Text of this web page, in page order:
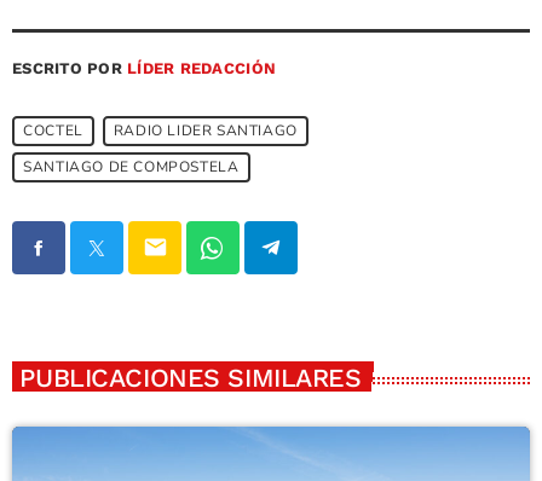
ESCRITO POR LÍDER REDACCIÓN
COCTEL
RADIO LIDER SANTIAGO
SANTIAGO DE COMPOSTELA
email
PUBLICACIONES SIMILARES